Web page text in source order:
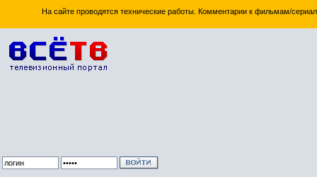
На сайте проводятся технические работы. Комментарии к фильмам/